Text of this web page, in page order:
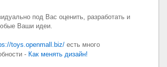
под Вас оценить, разработать и
Ваши идеи.
toys.openmall.biz/ есть много
- Как менять дизайн!